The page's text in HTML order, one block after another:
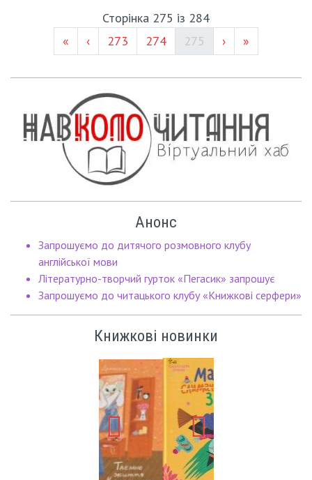
Сторінка 275 із 284
«
‹ Page #
273 Page #
274 (current)
275 › »
Анонс
Запрошуємо до дитячого розмовного клубу
англійської мови
Літературно-творчий гурток «Пегасик» запрошує
Запрошуємо до читацького клубу «Книжкові серфери»
Книжкові новинки